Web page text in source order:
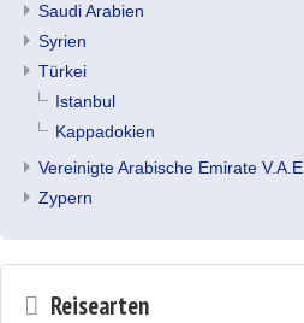
Saudi Arabien
Syrien
Türkei
Istanbul
Kappadokien
Vereinigte Arabische Emirate V.A.E.
Zypern
Reisearten